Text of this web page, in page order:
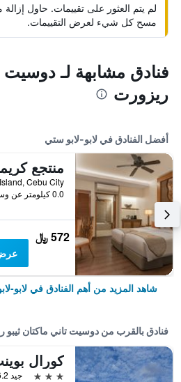
لم يتم العثور على تقييمات. حاول
مسح كل شيء لعرض التقييمات.
فنادق مشابهة لـ دوسيت
ريزورت
أفضل الفنادق في لابو-لابو ستي
0.0 كيلومتر عن وسط المدينة
572 ﷼
شاهد المزيد من أهم الفنادق في لابو-
فنادق بالقرب من دوسيت تاني ماكتان ثيبو
3 نجوم
جيد 6.2